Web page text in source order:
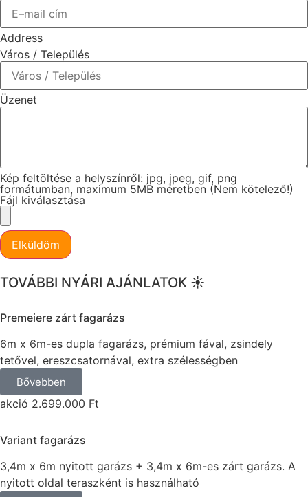
Address
Város / Település
Üzenet
Kép feltöltése a helyszínről: jpg, jpeg, gif, png
formátumban, maximum 5MB méretben (Nem kötelező!)
Fájl kiválasztása
Elküldöm
TOVÁBBI NYÁRI AJÁNLATOK ☀️
Premeiere zárt fagarázs
6m x 6m-es dupla fagarázs, prémium fával, zsindely
tetővel, ereszcsatornával, extra szélességben
Bővebben
akció 2.699.000 Ft
Variant fagarázs
3,4m x 6m nyitott garázs + 3,4m x 6m-es zárt garázs. A
nyitott oldal teraszként is használható